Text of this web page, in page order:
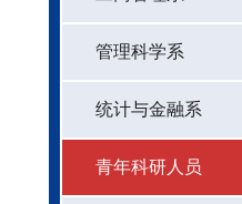
管理科学系
统计与金融系
青年科研人员